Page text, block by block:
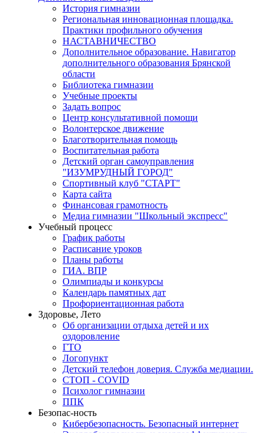
История гимназии
Региональная инновационная площадка.
Практики профильного обучения
НАСТАВНИЧЕСТВО
Дополнительное образование. Навигатор
дополнительного образования Брянской
области
Библиотека гимназии
Учебные проекты
Задать вопрос
Центр консультативной помощи
Волонтерское движение
Благотворительная помощь
Воспитательная работа
Детский орган самоуправления
"ИЗУМРУДНЫЙ ГОРОД"
Спортивный клуб "СТАРТ"
Карта сайта
Финансовая грамотность
Медиа гимназии "Школьный экспресс"
Учебный процесс
График работы
Расписание уроков
Планы работы
ГИА. ВПР
Олимпиады и конкурсы
Календарь памятных дат
Профориентационная работа
Здоровье, Лето
Об организации отдыха детей и их
оздоровление
ГТО
Логопункт
Детский телефон доверия. Служба медиации.
СТОП - COVID
Психолог гимназии
ППК
Безопас-ность
Кибербезопасность. Безопасный интернет